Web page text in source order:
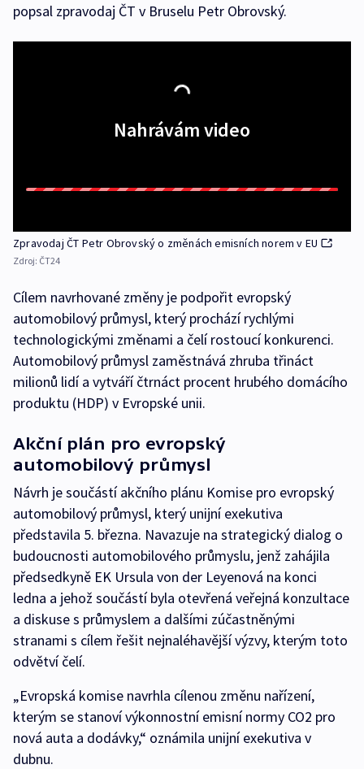
popsal zpravodaj ČT v Bruselu Petr Obrovský.
Nahrávám video
Zpravodaj ČT Petr Obrovský o změnách emisních norem v EU
Zdroj: ČT24
Cílem navrhované změny je podpořit evropský
automobilový průmysl, který prochází rychlými
technologickými změnami a čelí rostoucí konkurenci.
Automobilový průmysl zaměstnává zhruba třináct
milionů lidí a vytváří čtrnáct procent hrubého domácího
produktu (HDP) v Evropské unii.
Akční plán pro evropský
automobilový průmysl
Návrh je součástí akčního plánu Komise pro evropský
automobilový průmysl, který unijní exekutiva
představila 5. března. Navazuje na strategický dialog o
budoucnosti automobilového průmyslu, jenž zahájila
předsedkyně EK Ursula von der Leyenová na konci
ledna a jehož součástí byla otevřená veřejná konzultace
a diskuse s průmyslem a dalšími zúčastněnými
stranami s cílem řešit nejnaléhavější výzvy, kterým toto
odvětví čelí.
„Evropská komise navrhla cílenou změnu nařízení,
kterým se stanoví výkonnostní emisní normy CO2 pro
nová auta a dodávky,“ oznámila unijní exekutiva v
dubnu.